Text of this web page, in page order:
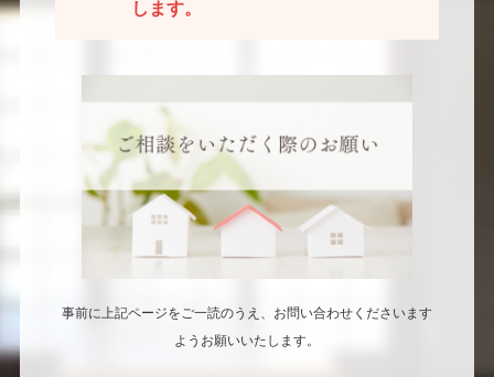
します。
事前に上記ページをご一読のうえ、お問い合わせくださいます
ようお願いいたします。